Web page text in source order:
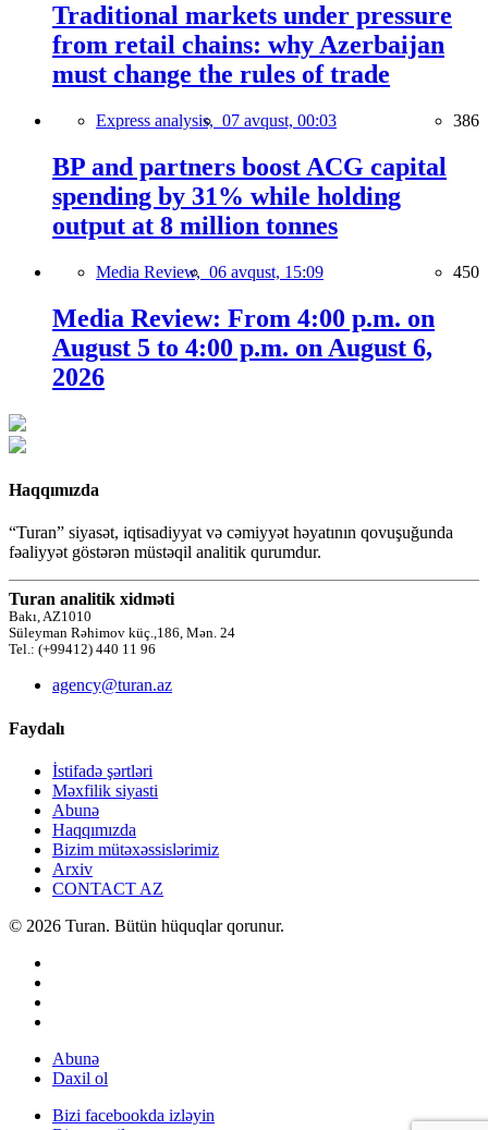
Traditional markets under pressure
from retail chains: why Azerbaijan
must change the rules of trade
Express analysis, 07 avqust, 00:03 386
BP and partners boost ACG capital
spending by 31% while holding
output at 8 million tonnes
Media Review, 06 avqust, 15:09 450
Media Review: From 4:00 p.m. on
August 5 to 4:00 p.m. on August 6,
2026
Haqqımızda
“Turan” siyasət, iqtisadiyyat və cəmiyyət həyatının qovuşuğunda
fəaliyyət göstərən müstəqil analitik qurumdur.
Turan analitik xidməti
Bakı, AZ1010
Süleyman Rəhimov küç.,186, Mən. 24
Tel.: (+99412) 440 11 96
agency@turan.az
Faydalı
İstifadə şərtləri
Məxfilik siyasti
Abunə
Haqqımızda
Bizim mütəxəssislərimiz
Arxiv
CONTACT AZ
© 2026 Turan. Bütün hüquqlar qorunur.
Abunə
Daxil ol
Bizi facebookda izləyin